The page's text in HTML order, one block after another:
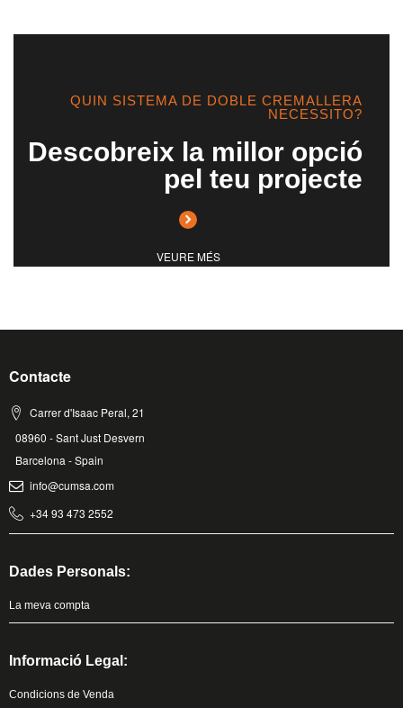
QUIN SISTEMA DE DOBLE CREMALLERA
NECESSITO?
Descobreix la millor opció
pel teu projecte
VEURE MÉS
Contacte
Carrer d'Isaac Peral, 21
08960 - Sant Just Desvern
Barcelona - Spain
info@cumsa.com
+34 93 473 2552
Dades Personals:
La meva compta
Informació Legal:
Condicions de Venda